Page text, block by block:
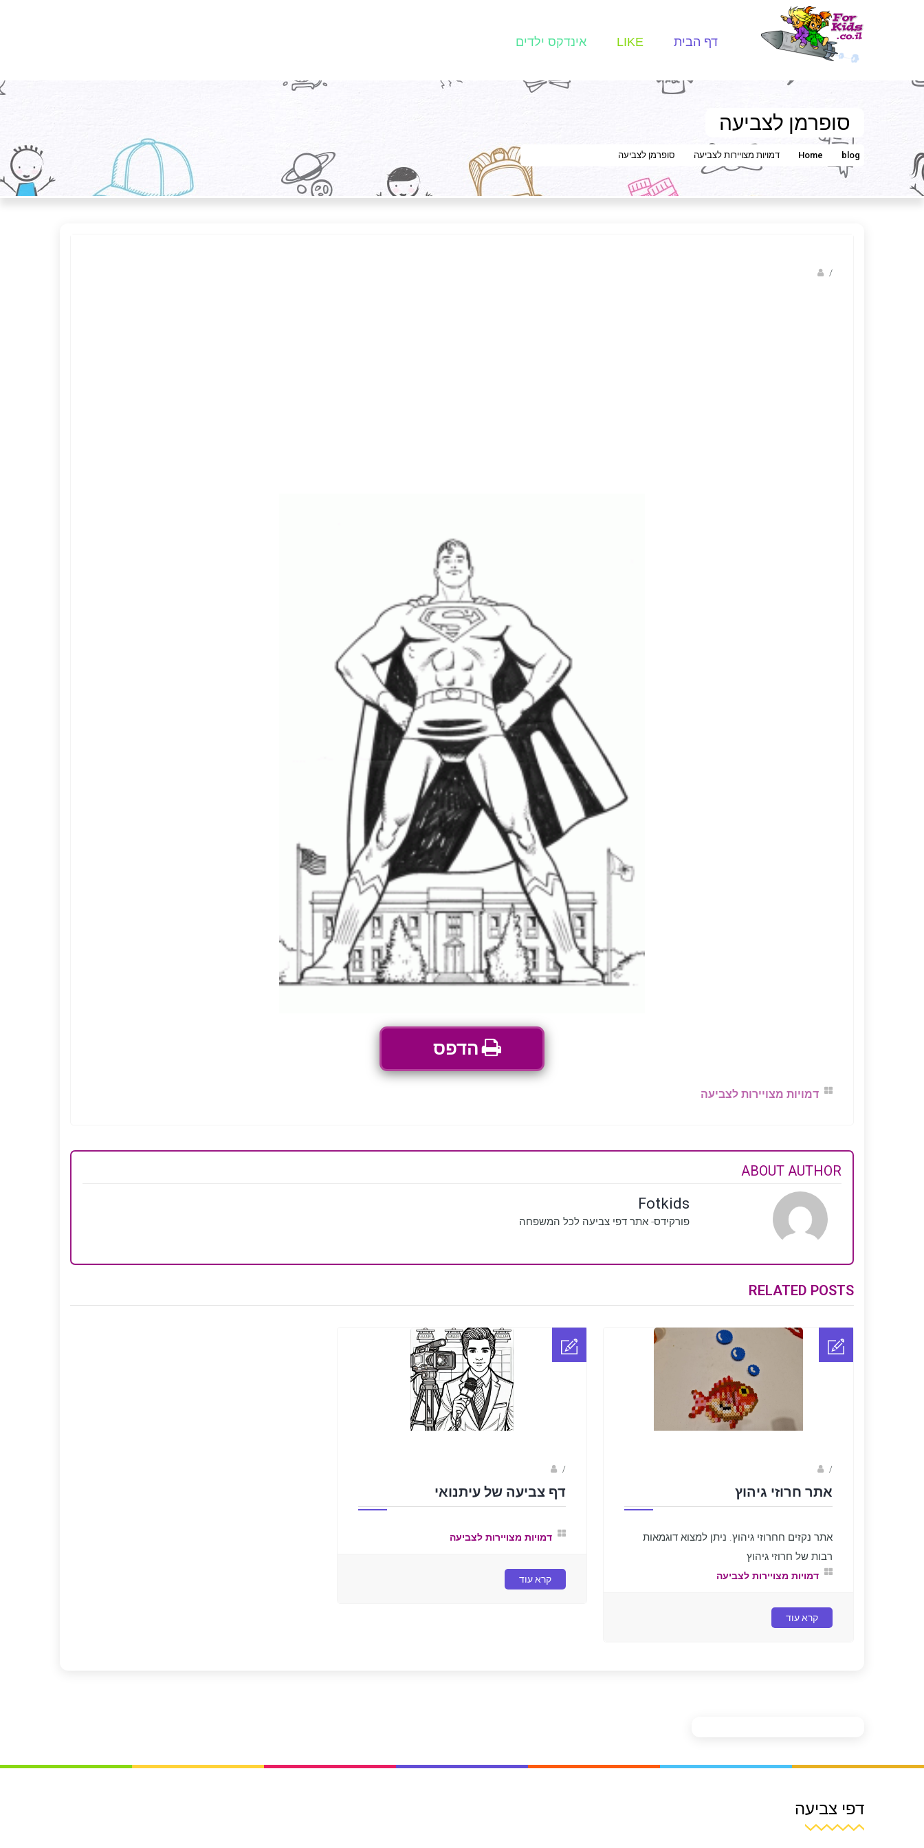
דף הבית LIKE אינדקס ילדים
סופרמן לצביעה
Home blog דמויות מצויירות לצביעה סופרמן לצביעה
/
הדפס
דמויות מצויירות לצביעה
ABOUT AUTHOR
Fotkids
פורקידס- אתר דפי צביעה לכל המשפחה
RELATED POSTS
/
אתר חרוזי גיהוץ
אתר נקזים חחרוזי גיהוץ. ניתן למצוא דוגמאות
רבות של חרוזי גיהוץ
דמויות מצויירות לצביעה
קרא עוד
/
דף צביעה של עיתנואי
דמויות מצויירות לצביעה
קרא עוד
דפי צביעה